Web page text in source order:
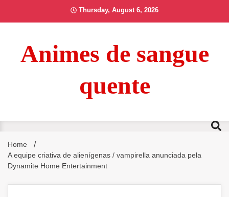
Thursday, August 6, 2026
Animes de sangue
quente
Home
A equipe criativa de alienígenas / vampirella anunciada pela
Dynamite Home Entertainment